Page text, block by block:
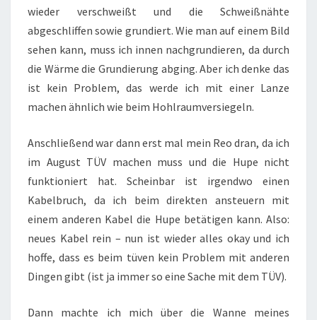
wieder verschweißt und die Schweißnähte
abgeschliffen sowie grundiert. Wie man auf einem Bild
sehen kann, muss ich innen nachgrundieren, da durch
die Wärme die Grundierung abging. Aber ich denke das
ist kein Problem, das werde ich mit einer Lanze
machen ähnlich wie beim Hohlraumversiegeln.
Anschließend war dann erst mal mein Reo dran, da ich
im August TÜV machen muss und die Hupe nicht
funktioniert hat. Scheinbar ist irgendwo einen
Kabelbruch, da ich beim direkten ansteuern mit
einem anderen Kabel die Hupe betätigen kann. Also:
neues Kabel rein – nun ist wieder alles okay und ich
hoffe, dass es beim tüven kein Problem mit anderen
Dingen gibt (ist ja immer so eine Sache mit dem TÜV).
Dann machte ich mich über die Wanne meines